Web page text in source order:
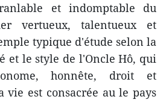
et indomptable du
vertueux, talentueux et
typique d'étude selon la
et le style de l'Oncle Hô, qui
honnête, droit et
vie est consacrée au le pays